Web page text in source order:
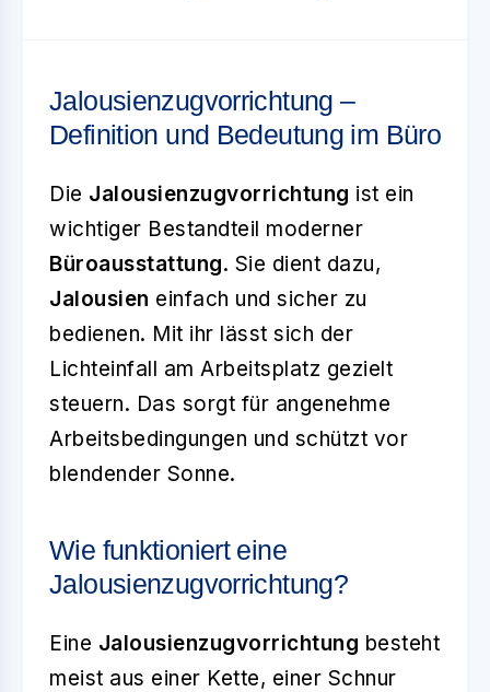
Jalousienzugvorrichtung –
Definition und Bedeutung im Büro
Die Jalousienzugvorrichtung ist ein
wichtiger Bestandteil moderner
Büroausstattung. Sie dient dazu,
Jalousien einfach und sicher zu
bedienen. Mit ihr lässt sich der
Lichteinfall am Arbeitsplatz gezielt
steuern. Das sorgt für angenehme
Arbeitsbedingungen und schützt vor
blendender Sonne.
Wie funktioniert eine
Jalousienzugvorrichtung?
Eine Jalousienzugvorrichtung besteht
meist aus einer Kette, einer Schnur